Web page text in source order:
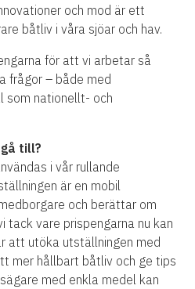
och mod är ett
båtliv i våra sjöar och hav.
för att vi arbetar så
frågor – både med
som nationellt- och
till?
i vår rullande
är en mobil
och berättar om
tack vare prispengarna nu kan
att utöka utställningen med
mer hållbart båtliv och ge tips
med enkla medel kan